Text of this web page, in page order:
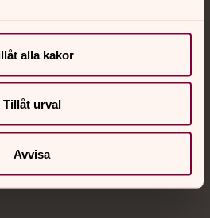
alla kakor
Tillåt urval
Avvisa